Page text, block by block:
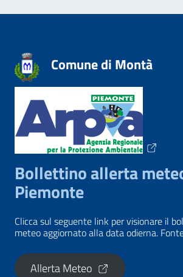
Comune di Montà
Bollettino allerta
Piemonte
Clicca sul seguente link per visionare il
meteo aggiornato alla data odierna.
Allerta Meteo